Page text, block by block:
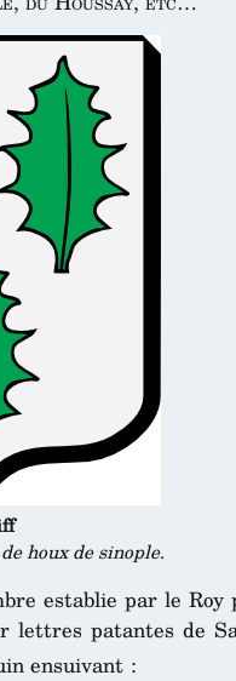
houx de sinople.
establie par le
lettres patantes de
ensuivant :